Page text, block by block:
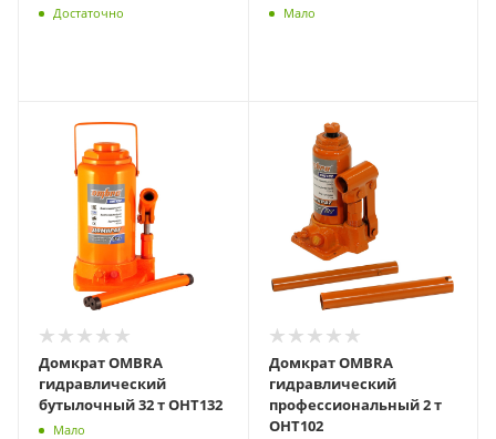
Достаточно Мало
Домкрат OMBRA
гидравлический
бутылочный 32 т OHT132
Мало
Домкрат OMBRA
гидравлический
профессиональный 2 т
OHT102